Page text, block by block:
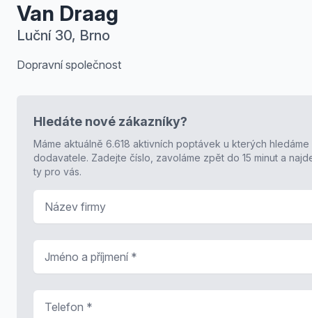
Van Draag
Luční 30, Brno
Dopravní společnost
Hledáte nové zákazníky?
Máme aktuálně 6.618 aktivních poptávek u kterých hledáme
dodavatele. Zadejte číslo, zavoláme zpět do 15 minut a
ty pro vás.